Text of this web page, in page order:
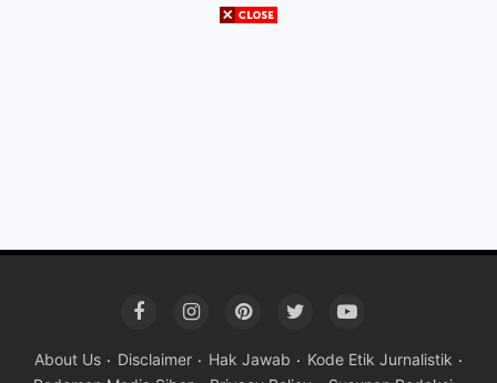
About Us Disclaimer Hak Jawab
Kode Etik Jurnalistik